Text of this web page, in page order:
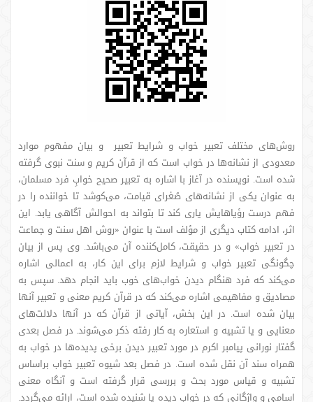
روش‌های مختلف تعبیر خواب و شرایط تعبیر و بیان مفهوم موارد
معدودی از نشانه‌ها در خواب است که از قرآن کریم و سنت نبوی گرفته
شده است. نویسنده در آغاز با اشاره به تعبیر صحیح خوابِ فرد مسلمان،
به عنوان یکی از نشانه‌های صُغرای قیامت، می‌کوشد تا خواننده را در
فهم درست رؤیاهایش یاری کند تا بتواند به احوالش آگاهی یابد. این
اثر، ادامه کتاب دیگری از مؤلف است با عنوان «روش اهل سنت و جماعت
در تعبیر خواب» و در حقیقت، کامل‌کننده آن می‌باشد. وی پس از بیان
چگونگی تعبیر خواب و شرایط لازم برای این کار، به اعمالی اشاره
می‌کند که فرد هنگام دیدن خواب‌های خوب باید انجام دهد. سپس به
مصادیق و مفاهیمی اشاره می‌کند که در قرآن کریم معنی و تعبیر آنها
بیان شده است. در این بخش، آیاتی از قرآن که در آنها دلالت‌های
معنایی و یا تشبیه و استعاره به کار رفته ذکر می‌شوند. در فصل بعدی
گفتار نورانی پیامبر اکرم در مورد تعبیر دیدن برخی پدیده‌ها در خواب به
همراه سند آن نقل شده است. در فصل بعد شیوه تعبیر خواب براساس
تشبیه و قیاس مورد بحث و بررسی قرار گرفته است و آنگاه معنی
اسامی و واژگانی که در خواب دیده یا شنیده شده است، ارائه می‌گردد.